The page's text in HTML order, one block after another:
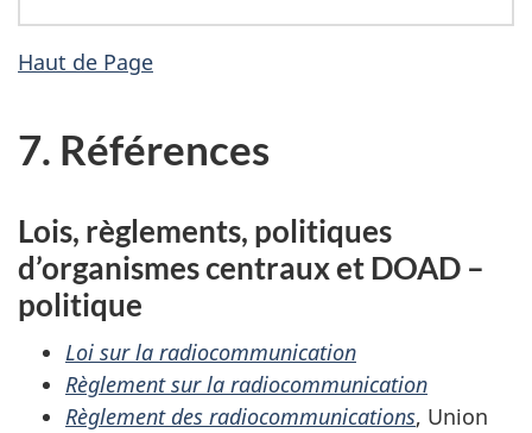
Haut de Page
7. Références
Lois, règlements, politiques
d’organismes centraux et DOAD –
politique
Loi sur la radiocommunication
Règlement sur la radiocommunication
Règlement des radiocommunications, Union